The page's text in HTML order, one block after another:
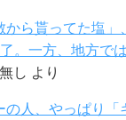
から貰ってた塩」
。一方、地方で
し より
人、やっぱり「